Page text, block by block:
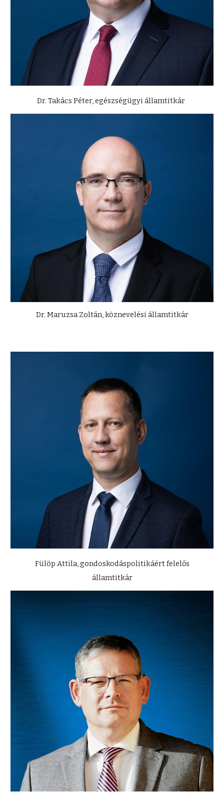
Dr. Takács Péter, egészségügyi államtitkár
Dr. Maruzsa Zoltán, köznevelési államtitkár
Fülöp Attila, gondoskodáspolitikáért felelős
államtitkár